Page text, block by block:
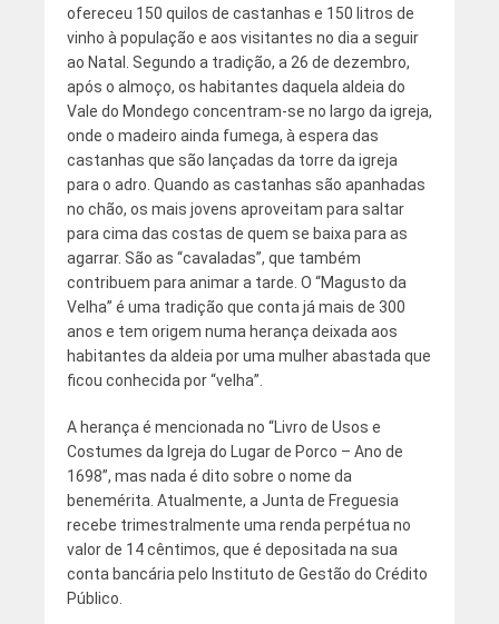
ofereceu 150 quilos de castanhas e 150 litros de
vinho à população e aos visitantes no dia a seguir
ao Natal. Segundo a tradição, a 26 de dezembro,
após o almoço, os habitantes daquela aldeia do
Vale do Mondego concentram-se no largo da igreja,
onde o madeiro ainda fumega, à espera das
castanhas que são lançadas da torre da igreja
para o adro. Quando as castanhas são apanhadas
no chão, os mais jovens aproveitam para saltar
para cima das costas de quem se baixa para as
agarrar. São as “cavaladas”, que também
contribuem para animar a tarde. O “Magusto da
Velha” é uma tradição que conta já mais de 300
anos e tem origem numa herança deixada aos
habitantes da aldeia por uma mulher abastada que
ficou conhecida por “velha”.
A herança é mencionada no “Livro de Usos e
Costumes da Igreja do Lugar de Porco – Ano de
1698”, mas nada é dito sobre o nome da
benemérita. Atualmente, a Junta de Freguesia
recebe trimestralmente uma renda perpétua no
valor de 14 cêntimos, que é depositada na sua
conta bancária pelo Instituto de Gestão do Crédito
Público.